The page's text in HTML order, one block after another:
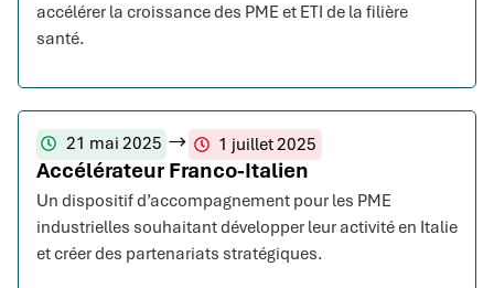
accélérer la croissance des PME et ETI de la filière
santé.
21 mai 2025 1 juillet 2025
Accélérateur Franco-Italien
Un dispositif d’accompagnement pour les PME
industrielles souhaitant développer leur activité en Italie
et créer des partenariats stratégiques.